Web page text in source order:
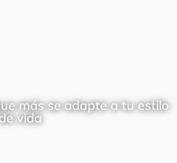
más se adapte a tu estilo
vida